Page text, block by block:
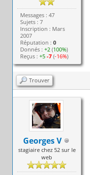
Messages : 47
Sujets : 7
Inscription : Mars
2007
Réputation :0
Donnés :+2 (100%)
Reçus :+5 -7 (-16%)
Trouver
Georges V
stagiaire chez 52 sur le
web